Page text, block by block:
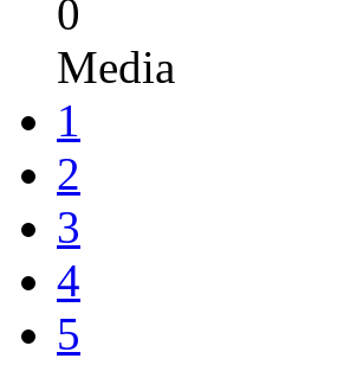
0
Media
1
2
3
4
5